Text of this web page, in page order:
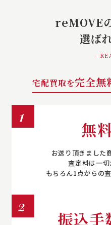
reMOVE
選ば
-
宅配買取を完全無
1
無
お送り頂きました
査定料は一切
もちろん1点からの
2
振込手